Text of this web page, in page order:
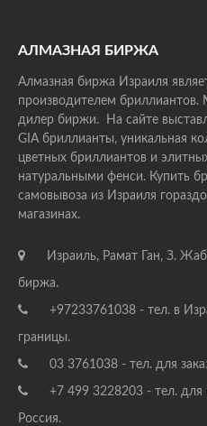
АЛМАЗНАЯ БИРЖА
Алмазная биржа Израиля
производителем
дилер биржи. На сайте
GIA бриллианты, уникальная
цветных бриллиантов и
натуральными фенси. Купить
самовывоза из Израиля
магазинах.
Израиль, Рамат Ган, З.
биржа.
+97233761038 - тел. в
границы.
03 3761038 - тел. для
+7 499 3228203 - тел. для
Россия.